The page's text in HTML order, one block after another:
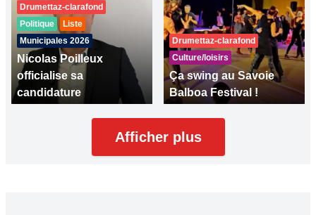
Drumettaz-clarafond
Politique
Liste
Municipales 2026
Nicolas Poilleux
officialise sa
candidature
Drumettaz-clarafond
Culture/loisirs
Ça swing au Savoie
Balboa Festival !
Afficher plus